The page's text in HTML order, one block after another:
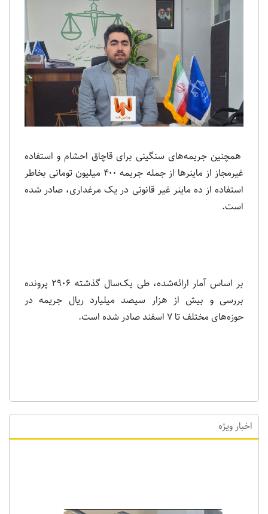
همچنین جریمه‌های سنگینی برای قاچاق احشام و استفاده
غیرمجاز از ماینرها از جمله جریمه ۴۰۰ میلیون تومانی بخاطر
استفاده از ده ماینر غیر قانونی در یک مرغداری، صادر شده
است.
بر اساس آمار ارائه‌شده، طی یک‌سال گذشته ۲۹۰۶ پرونده
بررسی و بیش از هزار سیصد میلیارد ریال جریمه در
حوزه‌های مختلف تا ۷ اسفند صادر شده است.
اخبار ویژه